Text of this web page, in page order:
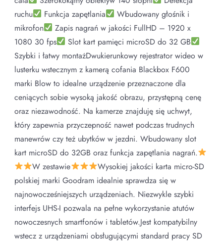
ruchu
Funkcja zapętlania
Wbudowany głośnik i
mikrofon
Zapis nagrań w jakości FullHD – 1920 x
1080 30 fps
Slot kart pamięci microSD do 32 GB
Szybki i łatwy montażDwukierunkowy rejestrator wideo w
lusterku wstecznym z kamerą cofania Blackbox F600
marki Blow to idealne urządzenie przeznaczone dla
ceniących sobie wysoką jakość obrazu, przystępną cenę
oraz niezawodność. Na kamerze znajduję się uchwyt,
który zapewnia przyczepność nawet podczas trudnych
manewrów czy też ubytków w jezdni. Wbudowany slot
kart microSD do 32GB oraz funkcja zapętlania nagrań.
W zestawie
Wysokiej jakości karta micro-SD
polskiej marki Goodram idealnie sprawdza się w
najnowocześniejszych urządzeniach. Niezwykle szybki
interfejs UHS-I pozwala na pełne wykorzystanie atutów
nowoczesnych smartfonów i tabletów.Jest kompatybilny
wstecz z urządzeniami obsługującymi standard pracy SD